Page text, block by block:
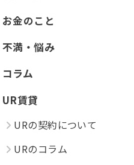
お金のこと
不満・悩み
コラム
UR賃貸
URの契約について
URのコラム